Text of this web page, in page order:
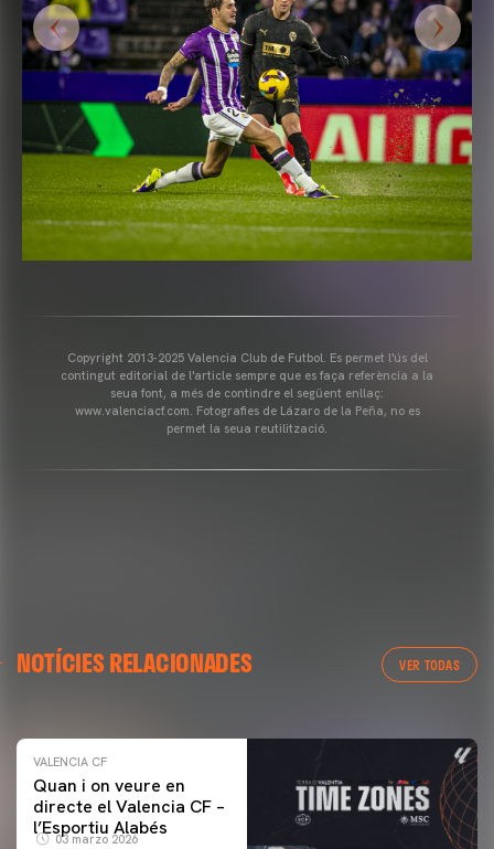
Copyright 2013-2025 Valencia Club de Futbol. Es permet l'ús del
contingut editorial de l'article sempre que es faça referència a la
seua font, a més de contindre el següent enllaç:
www.valenciacf.com. Fotografies de Lázaro de la Peña, no es
permet la seua reutilització.
NOTÍCIES RELACIONADES VER TODAS
ENTRENAMENT DEL VALENCIA CF 04/03/26
VALENCIA CF
Quan i on veure en
directe el Valencia CF –
l’Esportiu Alabés
03 marzo 2026